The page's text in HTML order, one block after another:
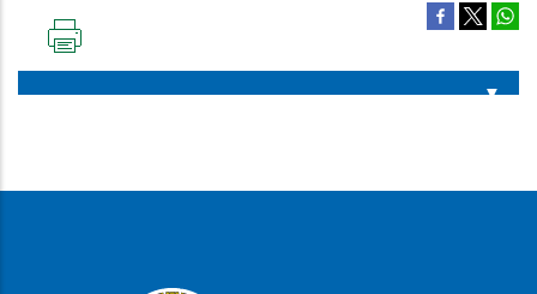
PÁGINA